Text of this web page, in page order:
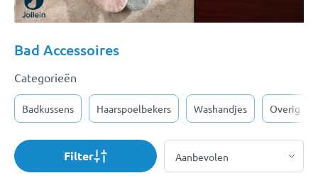
Bad Accessoires
Categorieën
Badkussens Haarspoelbekers Washandjes Overig
Filter